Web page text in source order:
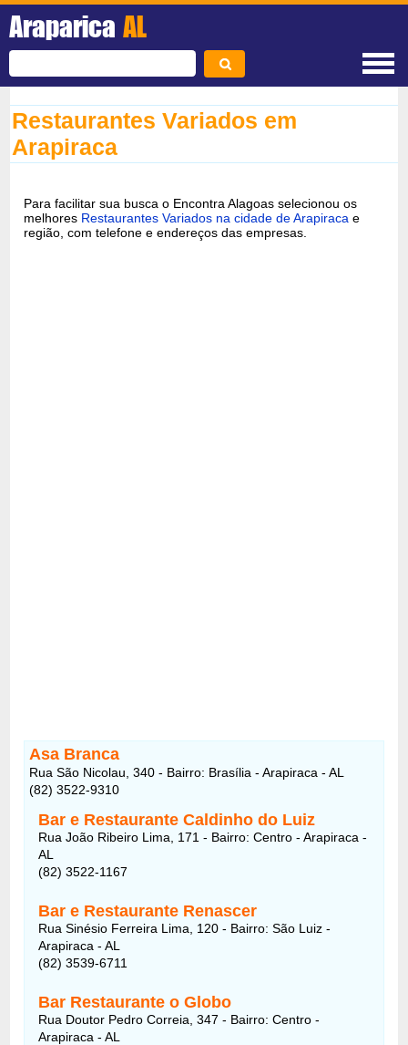
Araparica AL
Restaurantes Variados em
Arapiraca
Para facilitar sua busca o Encontra Alagoas selecionou os
melhores Restaurantes Variados na cidade de Arapiraca e
região, com telefone e endereços das empresas.
Asa Branca
Rua São Nicolau, 340 - Bairro: Brasília - Arapiraca - AL
(82) 3522-9310
Bar e Restaurante Caldinho do Luiz
Rua João Ribeiro Lima, 171 - Bairro: Centro - Arapiraca -
AL
(82) 3522-1167
Bar e Restaurante Renascer
Rua Sinésio Ferreira Lima, 120 - Bairro: São Luiz -
Arapiraca - AL
(82) 3539-6711
Bar Restaurante o Globo
Rua Doutor Pedro Correia, 347 - Bairro: Centro -
Arapiraca - AL